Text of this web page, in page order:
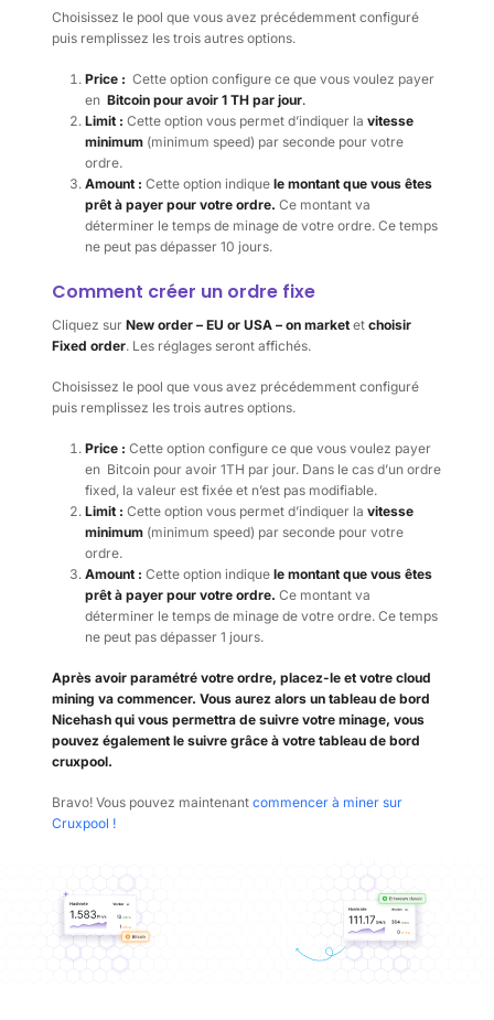
Choisissez le pool que vous avez précédemment configuré
puis remplissez les trois autres options.
Price : Cette option configure ce que vous voulez payer
en Bitcoin pour avoir 1 TH par jour.
Limit : Cette option vous permet d’indiquer la vitesse
minimum(minimum speed) par seconde pour votre
ordre.
Amount : Cette option indique le montant que vous êtes
prêt à payer pour votre ordre. Ce montant va
déterminer le temps de minage de votre ordre. Ce temps
ne peut pas dépasser 10 jours.
Comment créer un ordre fixe
Cliquez sur New order – EU or USA – on market et choisir
Fixed order. Les réglages seront affichés.
Choisissez le pool que vous avez précédemment configuré
puis remplissez les trois autres options.
Price : Cette option configure ce que vous voulez payer
en Bitcoin pour avoir 1TH par jour. Dans le cas d’un ordre
fixed, la valeur est fixée et n’est pas modifiable.
Limit : Cette option vous permet d’indiquer la vitesse
minimum(minimum speed) par seconde pour votre
ordre.
Amount : Cette option indique le montant que vous êtes
prêt à payer pour votre ordre. Ce montant va
déterminer le temps de minage de votre ordre. Ce temps
ne peut pas dépasser 1 jours.
Après avoir paramétré votre ordre, placez-le et votre cloud
mining va commencer. Vous aurez alors un tableau de bord
Nicehash qui vous permettra de suivre votre minage, vous
pouvez également le suivre grâce à votre tableau de bord
cruxpool.
Bravo! Vous pouvez maintenant commencer à miner sur
Cruxpool !